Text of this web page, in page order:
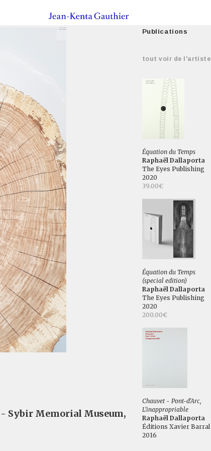
Sybir Memorial Museum,
Publications
tout voir de l'artiste
Équation du Temps
Raphaël Dallaporta
The Eyes Publishing
2020
39.00€
Équation du Temps
(special edition)
Raphaël Dallaporta
The Eyes Publishing
2020
200.00€
Chauvet - Pont-d'Arc,
L'inappropriable
Raphaël Dallaporta
Éditions Xavier Barral
2016